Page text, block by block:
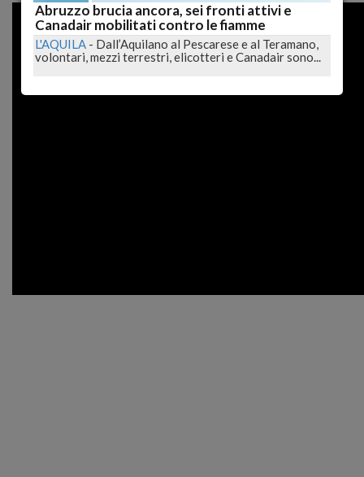
Abruzzo brucia ancora, sei fronti attivi e
Canadair mobilitati contro le fiamme
L'AQUILA - Dall’Aquilano al Pescarese e al Teramano,
volontari, mezzi terrestri, elicotteri e Canadair sono...